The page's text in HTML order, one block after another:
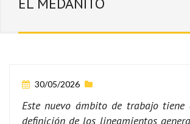
30/05/2026
Este nuevo ámbito de trabajo
definición de los lineamientos